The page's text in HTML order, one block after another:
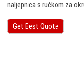
naljepnica s ručkom za
Get Best Quote